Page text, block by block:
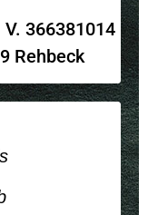
366381014
Rehbeck